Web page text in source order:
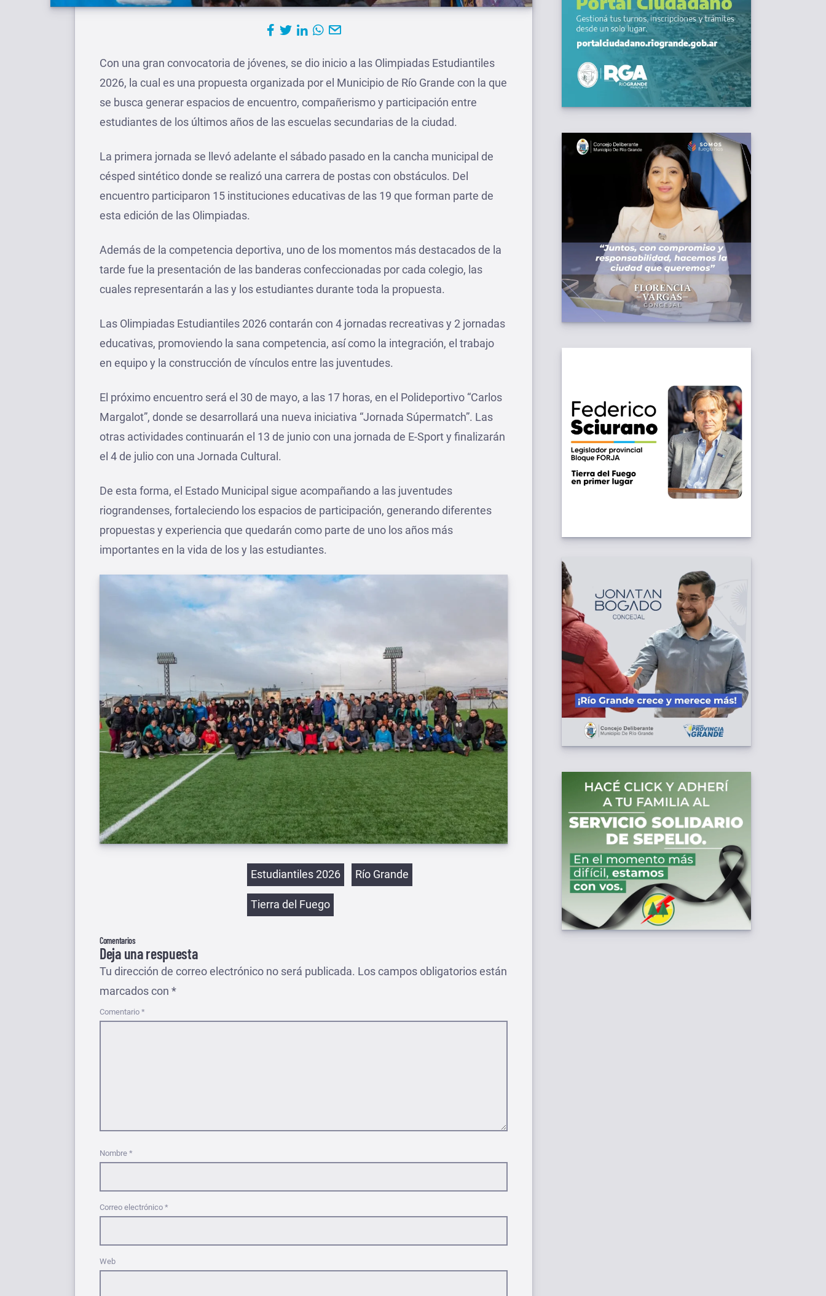
Con una gran convocatoria de jóvenes, se dio inicio a las Olimpiadas Estudiantiles
2026, la cual es una propuesta organizada por el Municipio de Río Grande con la que
se busca generar espacios de encuentro, compañerismo y participación entre
estudiantes de los últimos años de las escuelas secundarias de la ciudad.
La primera jornada se llevó adelante el sábado pasado en la cancha municipal de
césped sintético donde se realizó una carrera de postas con obstáculos. Del
encuentro participaron 15 instituciones educativas de las 19 que forman parte de
esta edición de las Olimpiadas.
Además de la competencia deportiva, uno de los momentos más destacados de la
tarde fue la presentación de las banderas confeccionadas por cada colegio, las
cuales representarán a las y los estudiantes durante toda la propuesta.
Las Olimpiadas Estudiantiles 2026 contarán con 4 jornadas recreativas y 2 jornadas
educativas, promoviendo la sana competencia, así como la integración, el trabajo
en equipo y la construcción de vínculos entre las juventudes.
El próximo encuentro será el 30 de mayo, a las 17 horas, en el Polideportivo “Carlos
Margalot”, donde se desarrollará una nueva iniciativa “Jornada Súpermatch”. Las
otras actividades continuarán el 13 de junio con una jornada de E-Sport y finalizarán
el 4 de julio con una Jornada Cultural.
De esta forma, el Estado Municipal sigue acompañando a las juventudes
riograndenses, fortaleciendo los espacios de participación, generando diferentes
propuestas y experiencia que quedarán como parte de uno los años más
importantes en la vida de los y las estudiantes.
Etiquetas
Estudiantiles 2026 Río Grande
Tierra del Fuego
Comentarios
Deja una respuesta
Tu dirección de correo electrónico no será publicada. Los campos obligatorios están
marcados con *
Comentario *
Nombre *
Correo electrónico *
Web